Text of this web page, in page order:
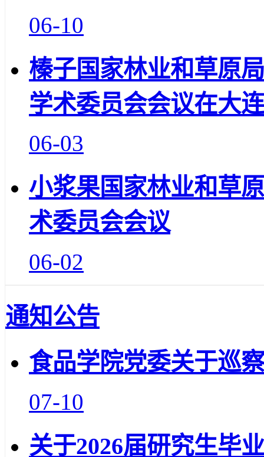
06-10
榛子国家林业和草原
学术委员会会议在大
06-03
小浆果国家林业和草
术委员会会议
06-02
通知公告
食品学院党委关于巡
07-10
关于2026届研究生毕